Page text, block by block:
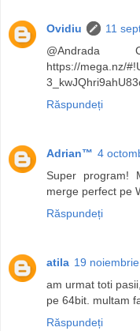
Ovidiu
11
https://mega.nz/
Răspundeți
Adrian™ 4
Super program!
merge perfect pe
Răspundeți
atila 19
am urmat toti
pe 64bit. multam
Răspundeți